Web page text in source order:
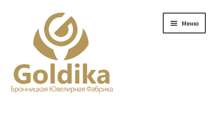
навигации
содержимому
Меню